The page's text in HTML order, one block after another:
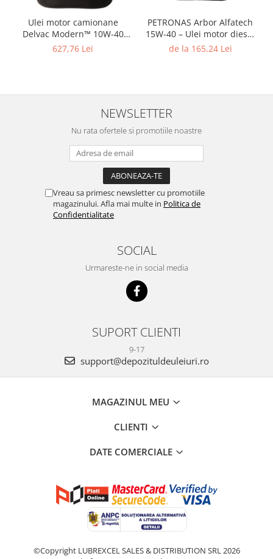
Ulei motor camionane
Delvac Modern™ 10W-40
Advanced Protection (fost
627,76 Lei
PETRONAS Arbor Alfatech
15W-40 – Ulei motor diesel
pentru utilaje agricole și de
de la 165,24 Lei
NEWSLETTER
Nu rata ofertele si promotiile noastre
Vreau sa primesc newsletter cu promotiile
magazinului. Afla mai multe in Politica de
Confidentialitate
SOCIAL
Urmareste-ne in social media
SUPORT CLIENTI
9-17
support@depozituldeuleiuri.ro
MAGAZINUL MEU
CLIENTI
DATE COMERCIALE
©Copyright LUBREXCEL SALES & DISTRIBUTION SRL 2026